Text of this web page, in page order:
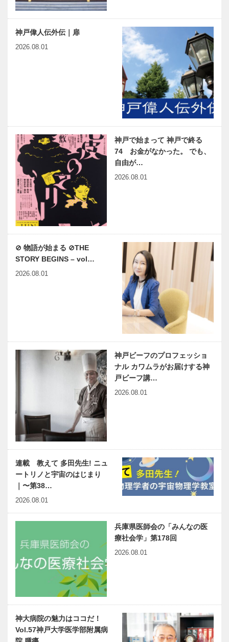
神戸偉人伝外伝｜扉
2026.08.01
神戸で始まって 神戸で終る
74 お金がなかった。 でも、
自由が…
2026.08.01
⊘ 物語が始まる ⊘THE
STORY BEGINS – vol…
2026.08.01
神戸ビーフのプロフェッショ
ナル カワムラがお届けする神
戸ビーフ講…
2026.08.01
連載 教えて 多田先生! ニュ
ートリノと宇宙のはじまり
｜〜第38…
2026.08.01
兵庫県医師会の「みんなの医
療社会学」第178回
2026.08.01
神大病院の魅力はココだ！
Vol.57神戸大学医学部附属病